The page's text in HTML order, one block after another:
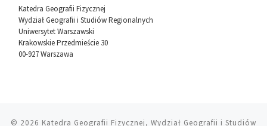
Katedra Geografii Fizycznej
Wydział Geografii i Studiów Regionalnych
Uniwersytet Warszawski
Krakowskie Przedmieście 30
00-927 Warszawa
© 2026 Katedra Geografii Fizycznej, Wydział Geografii i Studiów